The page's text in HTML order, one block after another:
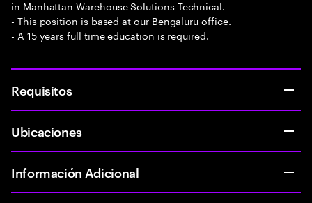
in Manhattan Warehouse Solutions Technical.
- This position is based at our Bengaluru office.
- A 15 years full time education is required.
Requisitos
Ubicaciones
Información Adicional